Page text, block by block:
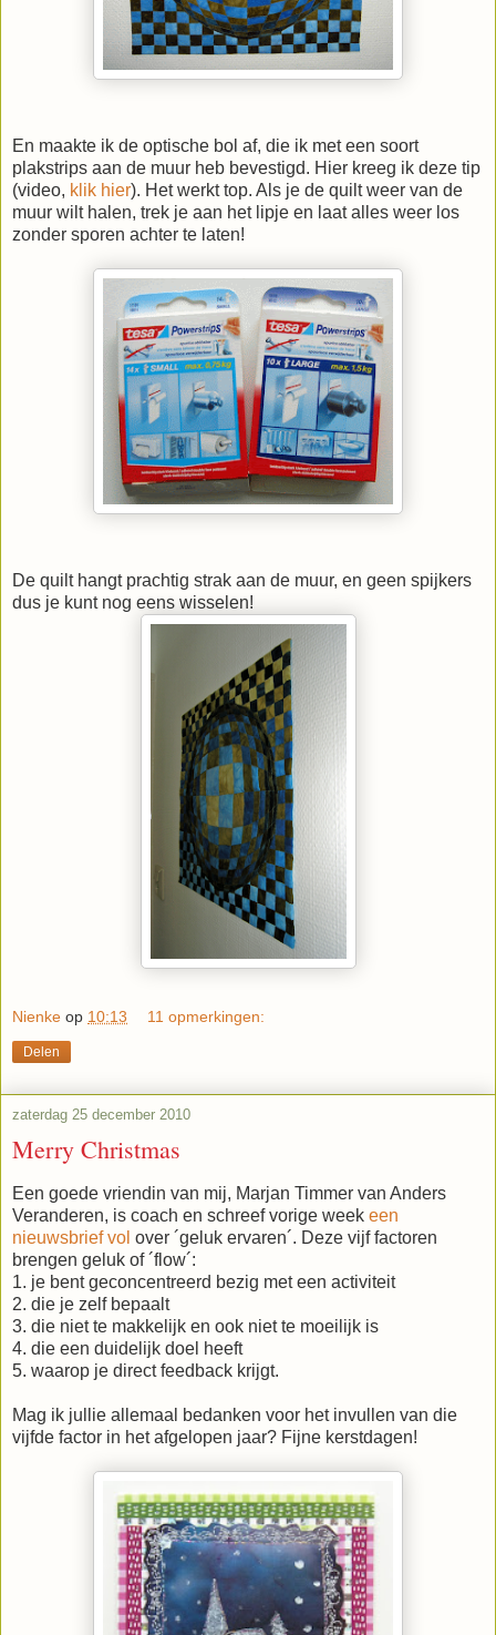
En maakte ik de optische bol af, die ik met een soort
plakstrips aan de muur heb bevestigd. Hier kreeg ik deze tip
(video, klik hier). Het werkt top. Als je de quilt weer van de
muur wilt halen, trek je aan het lipje en laat alles weer los
zonder sporen achter te laten!
De quilt hangt prachtig strak aan de muur, en geen spijkers
dus je kunt nog eens wisselen!
Nienke op 10:13 11 opmerkingen:
Delen
zaterdag 25 december 2010
Merry Christmas
Een goede vriendin van mij, Marjan Timmer van Anders
Veranderen, is coach en schreef vorige week een
nieuwsbrief vol over ´geluk ervaren´. Deze vijf factoren
brengen geluk of ´flow´:
1. je bent geconcentreerd bezig met een activiteit
2. die je zelf bepaalt
3. die niet te makkelijk en ook niet te moeilijk is
4. die een duidelijk doel heeft
5. waarop je direct feedback krijgt.
Mag ik jullie allemaal bedanken voor het invullen van die
vijfde factor in het afgelopen jaar? Fijne kerstdagen!